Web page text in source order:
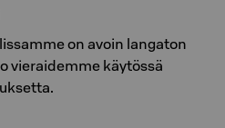
on avoin langaton
vieraidemme käytössä